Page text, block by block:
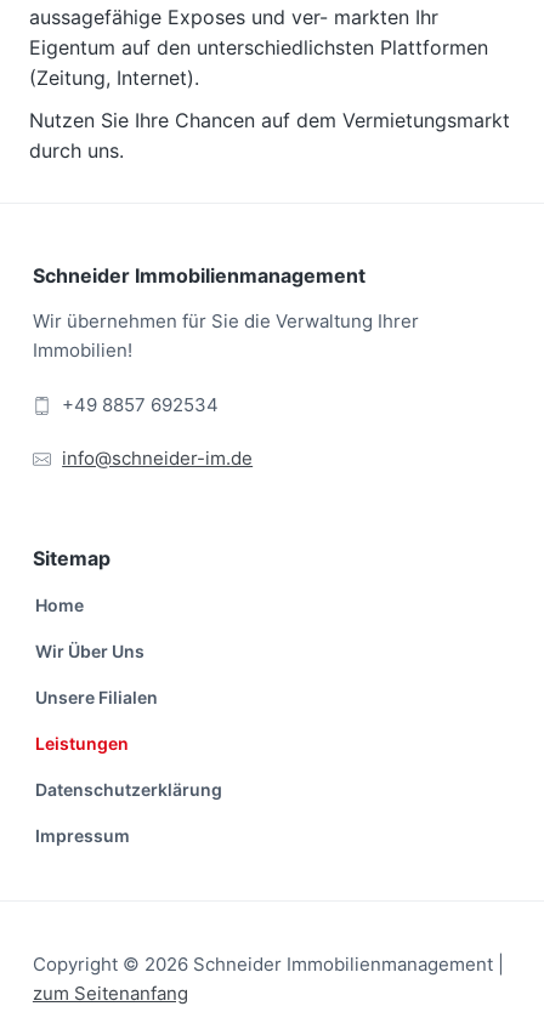
aussagefähige Exposes und ver- markten Ihr
Eigentum auf den unterschiedlichsten Plattformen
(Zeitung, Internet).
Nutzen Sie Ihre Chancen auf dem Vermietungsmarkt
durch uns.
Footer
Schneider Immobilienmanagement
Wir übernehmen für Sie die Verwaltung Ihrer
Immobilien!
+49 8857 692534
info@schneider-im.de
Sitemap
Home
Wir Über Uns
Unsere Filialen
Leistungen
Datenschutzerklärung
Impressum
Copyright © 2026 Schneider Immobilienmanagement |
zum Seitenanfang